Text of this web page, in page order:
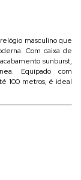
masculino que
Com caixa de
sunburst,
Equipado com
100 metros, é ideal